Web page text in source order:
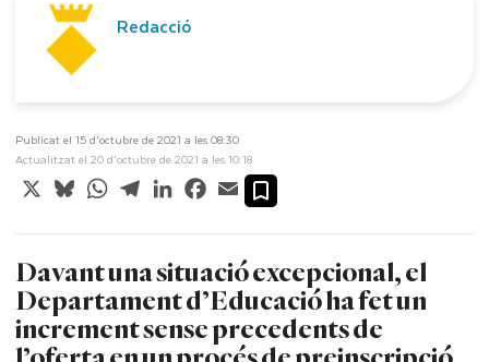
Redacció
Publicat el 15 d’octubre de 2021 a les 08:30
Actualitzat el 20 d’octubre de 2021 a les 10:18
X BlueskyWhatsApp
TelegramLinkedInFacebook
Email
Davant una situació excepcional, el
Departament d’Educació ha fet un
increment sense precedents de